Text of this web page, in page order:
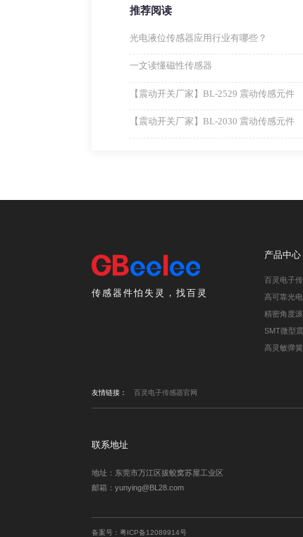
推荐阅读
光电液位传感器应用行业有哪些？
一文读懂磁性传感器
【震动开关厂家】BL-2529 震动传感元件
【震动开关厂家】BL-2030 震动传感元件
传感器件怕失灵，找百灵
产品中心
百灵电子
高可靠光
精密角度
SMT微型
高灵敏弹
友情链接： 百灵电子传感器官网
联系地址
地址：东莞市万江区拔蛟窝苏屋工业区
邮箱：yunying@BL28.com
备案号： 粤ICP备12089914号